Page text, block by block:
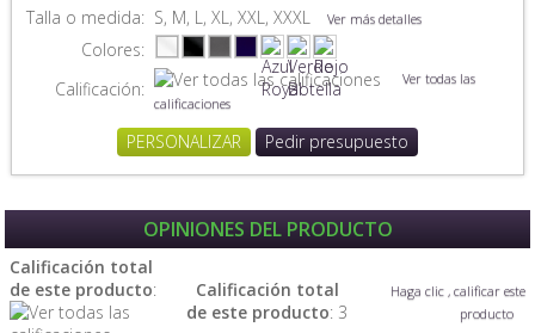
Talla o medida: S, M, L, XL, XXL, XXXL Ver más detalles
Colores:
Calificación:
Ver todas las
calificaciones
PERSONALIZAR Pedir presupuesto
OPINIONES DEL PRODUCTO
Calificación total
de este producto:
Calificación total
de este producto: 3
Haga clic , calificar este
producto